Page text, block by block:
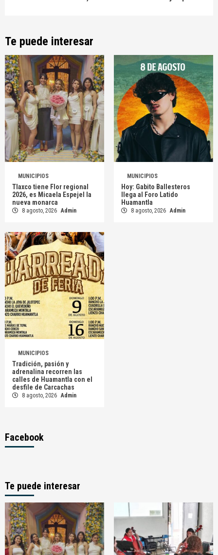
Te puede interesar
MUNICIPIOS
Tlaxco tiene Flor regional
2026, es Micaela Espejel la
nueva monarca
8 agosto, 2026 Admin
MUNICIPIOS
Hoy: Gabito Ballesteros
llega al Foro Latido
Huamantla
8 agosto, 2026 Admin
MUNICIPIOS
Tradición, pasión y
adrenalina recorren las
calles de Huamantla con el
desfile de Carcachas
8 agosto, 2026 Admin
Facebook
Te puede interesar